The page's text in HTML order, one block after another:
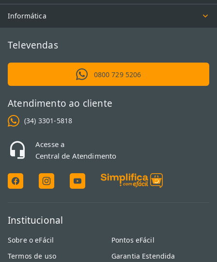
Informática
Televendas
0800 729 5206
Atendimento ao cliente
(34) 3301-5818
Acesse a
Central de Atendimento
Institucional
Sobre o eFácil
Termos de uso
Pontos eFácil
Garantia Estendida